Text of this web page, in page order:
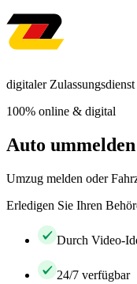
digitaler Zulassungsdienst
100% online & digital
Auto
Umzug melden oder
Erledigen Sie Ihren
Durch Video-
24/7 verfügbar